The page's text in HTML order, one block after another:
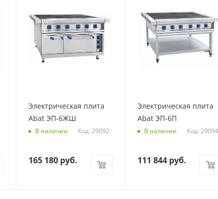
Электрическая плита
Abat ЭП-6ЖШ
В наличии Код: 29092
165 180 руб.
Электрическая плита
Abat ЭП-6П
В наличии Код: 29094
111 844 руб.